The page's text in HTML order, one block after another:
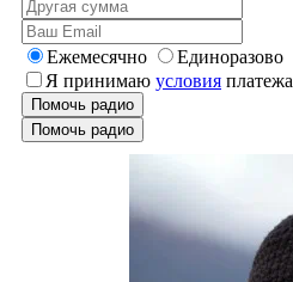
Ежемесячно
Единоразово
Я принимаю условия платежа
Помочь радио
Помочь радио